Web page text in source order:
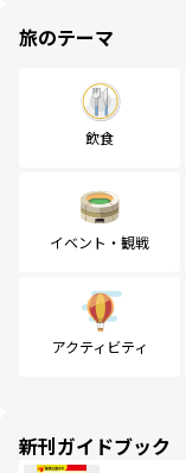
旅のテーマ
飲食
イベント・観戦
アクティビティ
新刊ガイドブック